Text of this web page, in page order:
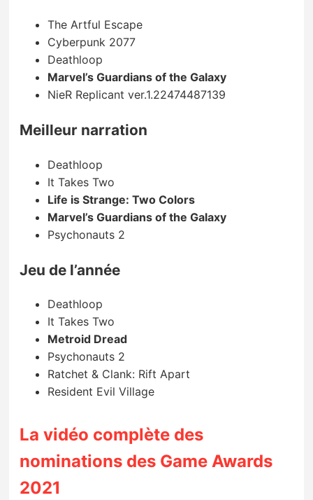
The Artful Escape
Cyberpunk 2077
Deathloop
Marvel’s Guardians of the Galaxy
NieR Replicant ver.1.22474487139
Meilleur narration
Deathloop
It Takes Two
Life is Strange: Two Colors
Marvel’s Guardians of the Galaxy
Psychonauts 2
Jeu de l’année
Deathloop
It Takes Two
Metroid Dread
Psychonauts 2
Ratchet & Clank: Rift Apart
Resident Evil Village
La vidéo complète des
nominations des Game Awards
2021